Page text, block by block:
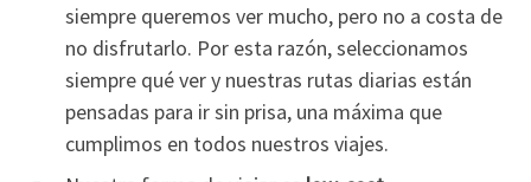
siempre queremos ver mucho, pero no a costa de
no disfrutarlo. Por esta razón, seleccionamos
siempre qué ver y nuestras rutas diarias están
pensadas para ir sin prisa, una máxima que
cumplimos en todos nuestros viajes.